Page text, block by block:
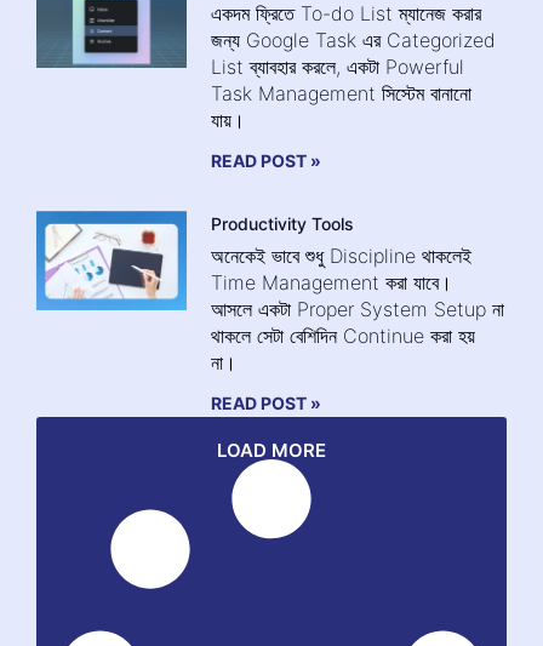
একদম ফ্রিতে To-do List ম্যানেজ করার
জন্য Google Task এর Categorized
List ব্যাবহার করলে, একটা Powerful
Task Management সিস্টেম বানানো
যায়।
READ POST »
Productivity Tools
অনেকেই ভাবে শুধু Discipline থাকলেই
Time Management করা যাবে।
আসলে একটা Proper System Setup না
থাকলে সেটা বেশিদিন Continue করা হয়
না।
READ POST »
LOAD MORE